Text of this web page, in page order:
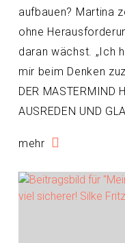
aufbauen? Martina
ohne
daran wächst. „Ich
mir beim Denken
DER MASTERMIND
AUSREDEN UND
mehr